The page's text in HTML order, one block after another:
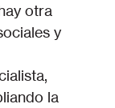
otra
y
la